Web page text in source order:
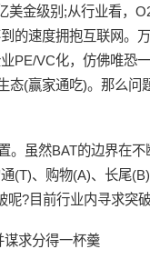
金级别;从行业看，
的速度拥抱互联网。
PE/VC化，仿佛唯恐
态(赢家通吃)。那么问
。虽然BAT的边界在
(T)、购物(A)、长尾
?目前行业内寻求突
谋求分得一杯羹